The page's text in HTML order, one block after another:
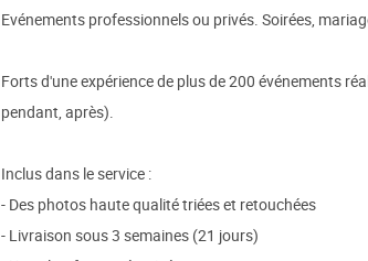
Evénements professionnels ou privés. Soirées,
Forts d'une expérience de plus de 200 événements
pendant, après).
Inclus dans le service :
- Des photos haute qualité triées et retouchées
- Livraison sous 3 semaines (21 jours)